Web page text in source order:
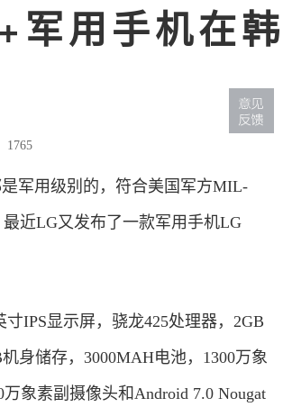
军用手机在韩
1765
军用级别的，符合美国军方MIL-
最近LG又发布了一款军用手机LG
寸IPS显示屏，骁龙425处理器，2GB
身储存，3000MAH电池，1300万象
象素副摄像头和Android 7.0 Nougat